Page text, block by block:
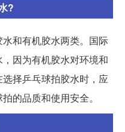
?
和有机胶水两类。国际
因为有机胶水对环境和
择乒乓球拍胶水时，应
的品质和使用安全。